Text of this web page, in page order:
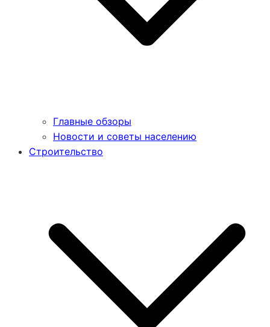
Главные обзоры
Новости и советы населению
Строительство